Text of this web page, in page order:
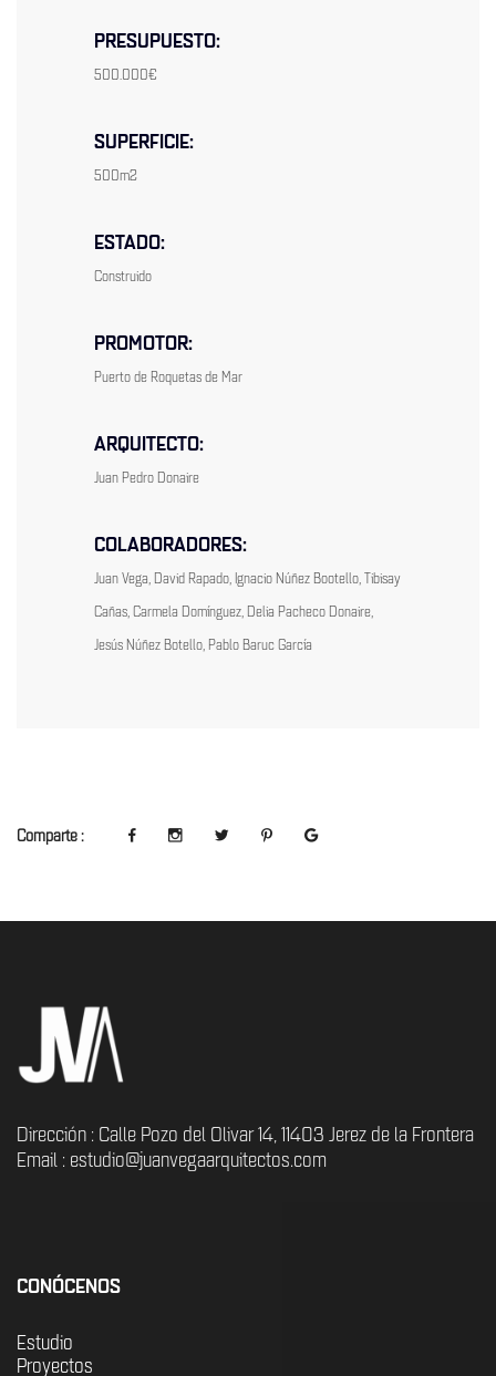
PRESUPUESTO:
500.000€
SUPERFICIE:
500m2
ESTADO:
Construido
PROMOTOR:
Puerto de Roquetas de Mar
ARQUITECTO:
Juan Pedro Donaire
COLABORADORES:
Juan Vega, David Rapado, Ignacio Núñez Bootello, Tibisay
Cañas, Carmela Domínguez, Delia Pacheco Donaire,
Jesús Núñez Botello, Pablo Baruc García
Comparte :
Dirección : Calle Pozo del Olivar 14, 11403 Jerez de la Frontera
Email : estudio@juanvegaarquitectos.com
CONÓCENOS
Estudio
Proyectos